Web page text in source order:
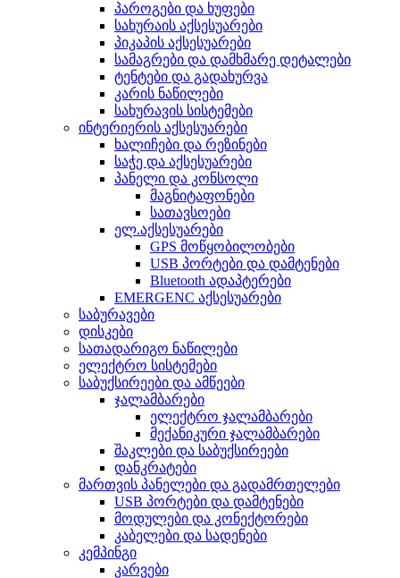
პაროგები და ხუფები
სახურაის აქსესუარები
პიკაპის აქსესუარები
სამაგრები და დამხმარე დეტალები
ტენტები და გადახურვა
კარის ნაწილები
სახურავის სისტემები
ინტერიერის აქსესუარები
ხალიჩები და რეზინები
საჭე და აქსესუარები
პანელი და კონსოლი
მაგნიტაფონები
სათავსოები
ელ.აქსესუარები
GPS მოწყობილობები
USB პორტები და დამტენები
Bluetooth ადაპტერები
EMERGENC აქსესუარები
საბურავები
დისკები
სათადარიგო ნაწილები
ელექტრო სისტემები
საბუქსირეები და ამწეები
ჯალამბარები
ელექტრო ჯალამბარები
მექანიკური ჯალამბარები
შაკლები და საბუქსირეები
დანკრატები
მართვის პანელები და გადამრთელები
USB პორტები და დამტენები
მოდულები და კონექტორები
კაბელები და სადენები
კემპინგი
კარვები